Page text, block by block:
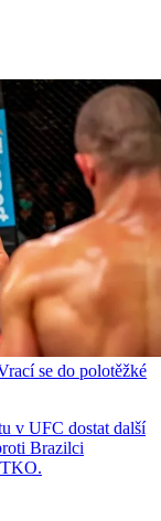
se do polotěžké
v UFC dostat další
Brazilci